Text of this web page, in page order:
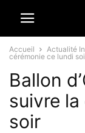
Accueil Actualité
cérémonie ce lundi
Ballon
suivre
soir